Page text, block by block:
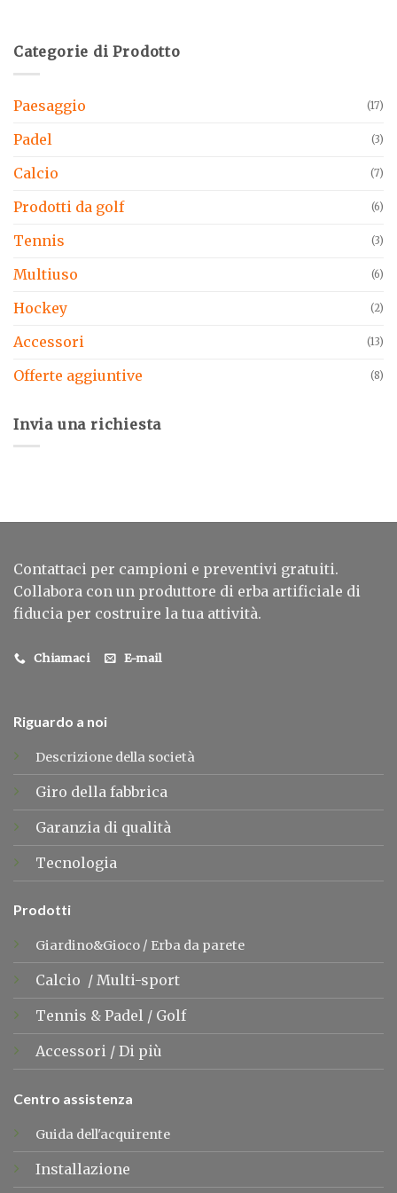
Categorie di Prodotto
Paesaggio (17)
Padel (3)
Calcio (7)
Prodotti da golf (6)
Tennis (3)
Multiuso (6)
Hockey (2)
Accessori (13)
Offerte aggiuntive (8)
Invia una richiesta
Contattaci per campioni e preventivi gratuiti.
Collabora con un produttore di erba artificiale di
fiducia per costruire la tua attività.
Chiamaci E-mail
Riguardo a noi
Descrizione della società
Giro della fabbrica
Garanzia di qualità
Tecnologia
Prodotti
Giardino&Gioco/ Erba da parete
Calcio / Multi-sport
Tennis & Padel / Golf
Accessori / Di più
Centro assistenza
Guida dell'acquirente
Installazione